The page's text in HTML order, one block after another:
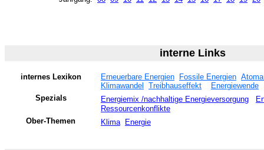
interne Links
internes Lexikon Erneuerbare Energien Fossile Energien
Klimawandel
Treibhauseffekt
Energiewende
Spezials
Energiemix /nachhaltige Energieversorgung
Ressourcenkonflikte
Ober-Themen
Klima Energie